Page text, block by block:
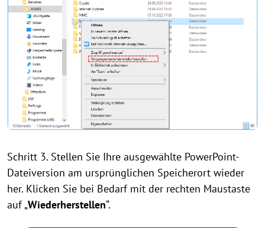
Schritt 3. Stellen Sie Ihre ausgewählte PowerPoint-
Dateiversion am ursprünglichen Speicherort wieder
her. Klicken Sie bei Bedarf mit der rechten Maustaste
auf „Wiederherstellen“.